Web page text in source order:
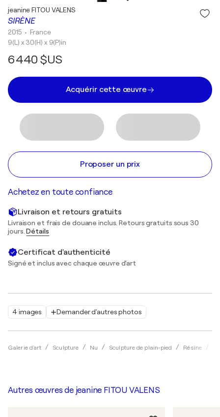
4 images Demander d'autres photos
Galerie d'art Sculpture Nu Sculpture de plain-pied Résine
SIRÈNE
jeanine FITOU VALENS
2015 • France
9(L) x 30(H) x 9(P)in
6 440 $US
Acquérir cette œuvre
Proposer un prix
Achetez en toute confiance
Livraison et retours gratuits
Livraison et frais de douane inclus. Retours gratuits sous 30
jours.Détails
Certificat d'authenticité
Signé et inclus avec chaque œuvre d'art
Autres œuvres de jeanine FITOU VALENS